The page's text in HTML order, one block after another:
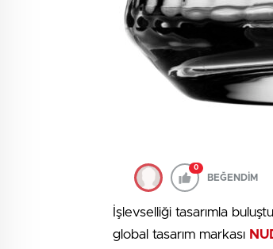
0
BEĞENDİM
İşlevselliği tasarımla
global tasarım markası